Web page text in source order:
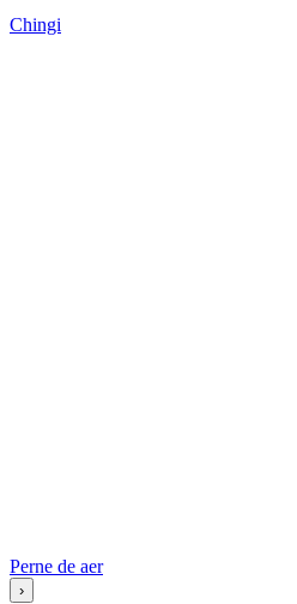
Chingi
Perne de aer
›